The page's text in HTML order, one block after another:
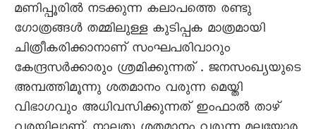
മണിപ്പൂരിൽ നടക്കുന്ന കലാപത്തെ രണ്ടു
ഗോത്രങ്ങൾ തമ്മിലുള്ള കുടിപ്പക മാത്രമായി
ചിത്രീകരിക്കാനാണ് സംഘപരിവാറും
കേന്ദ്രസർക്കാരും ശ്രമിക്കുന്നത് . ജനസംഖ്യയുടെ
അമ്പത്തിമൂന്നു ശതമാനം വരുന്ന മെയ്തി
വിഭാഗവും അധിവസിക്കുന്നത് ഇംഫാൽ താഴ്